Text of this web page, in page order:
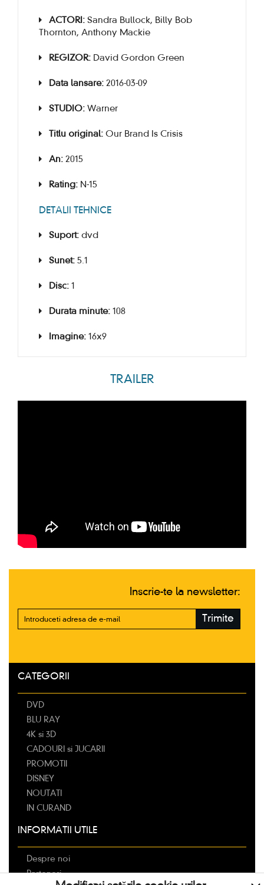
ACTORI: Sandra Bullock, Billy Bob
Thornton, Anthony Mackie
REGIZOR: David Gordon Green
Data lansare: 2016-03-09
STUDIO: Warner
Titlu original: Our Brand Is Crisis
An: 2015
Rating: N-15
DETALII TEHNICE
Suport: dvd
Sunet: 5.1
Disc: 1
Durata minute: 108
Imagine: 16x9
TRAILER
Inscrie-te la newsletter:
Trimite
CATEGORII
DVD
BLU RAY
4K si 3D
CADOURI si JUCARII
PROMOTII
DISNEY
NOUTATI
IN CURAND
INFORMATII UTILE
Despre noi
Parteneri